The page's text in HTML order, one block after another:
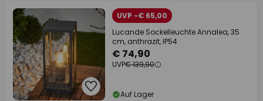
UVP -€ 65,00
Lucande Sockelleuchte Annalea, 35
cm, anthrazit, IP54
€ 74,90
UVP€ 139,90
Auf Lager